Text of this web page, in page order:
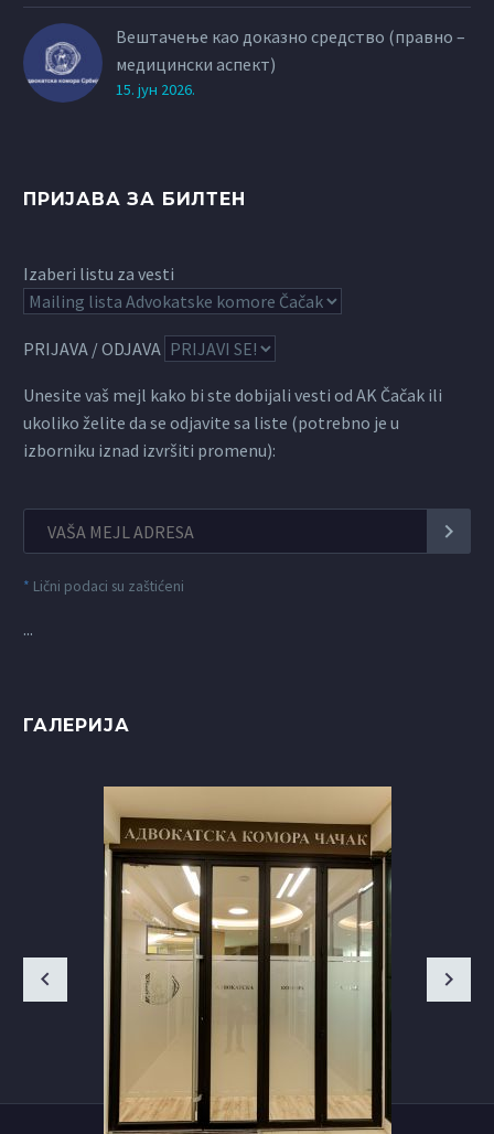
Вештачење као доказно средство (правно –
медицински аспект)
15. јун 2026.
ПРИЈАВА ЗА БИЛТЕН
Izaberi listu za vesti
PRIJAVA / ODJAVA
Unesite vaš mejl kako bi ste dobijali vesti od AK Čačak ili
ukoliko želite da se odjavite sa liste (potrebno je u
izborniku iznad izvršiti promenu):
* Lični podaci su zaštićeni
...
ГАЛЕРИЈА